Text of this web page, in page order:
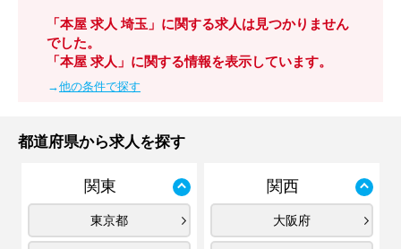
「本屋 求人 埼玉」に関する求人は見つかりません
でした。
「本屋 求人」に関する情報を表示しています。
→他の条件で探す
都道府県から求人を探す
関東
東京都
関西
大阪府